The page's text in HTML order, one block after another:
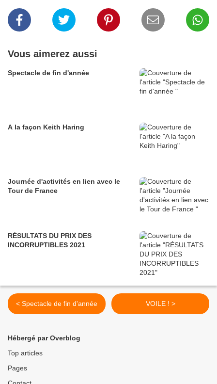
Vous aimerez aussi
Spectacle de fin d'année
A la façon Keith Haring
Journée d'activités en lien avec le
Tour de France
RÉSULTATS DU PRIX DES
INCORRUPTIBLES 2021
< Spectacle de fin d'année VOILE ! >
Hébergé par Overblog
Top articles
Pages